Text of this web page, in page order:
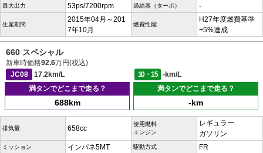
最大出力 53ps/7200rpm 過給器（ターボ） -
生産期間
2015年04月～201
7年10月
燃費性能
H27年度燃費基準
+5%達成
660 スペシャル
新車時価格92.6万円(税込)
JC08
17.2km/L 10・15
-km/L
満タンでどこまで走る？
688km
満タンでどこまで走る？
-km
排気量 658cc
使用燃料
エンジン
レギュラー
ガソリン
ミッション インパネ5MT 駆動方式 FR